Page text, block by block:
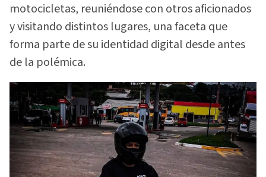
motocicletas, reuniéndose con otros aficionados
y visitando distintos lugares, una faceta que
forma parte de su identidad digital desde antes
de la polémica.